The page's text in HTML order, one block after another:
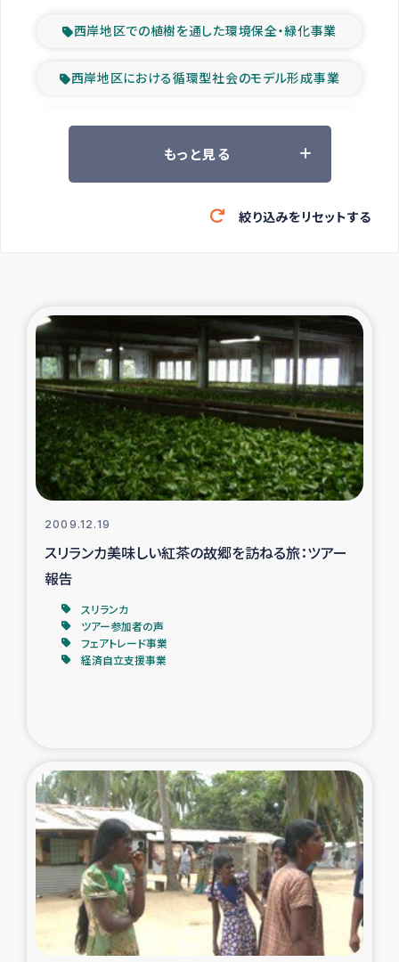
西岸地区での植樹を通した環境保全・緑化事業
西岸地区における循環型社会のモデル形成事業
ツアー参加者の声
緊急救援の時代
東ティモール豪雨緊急支援
大雨による洪水被災者支援
カカオ生産者支援事業
シリア国内避難民・帰還民の生活再建支援
トルコにおけるシリア難民支援事業
インドネシア中部 スラウェシの地震・津波被災者支援
スリランカ ジャフナ県干物事業
スリランカの南北女性をつなぐサリー・リサイクル・プロ
ジェクト
復興支援事業
民際教育事業
女性グループPIFWANITAによる食品加工事業
もっと見る
絞り込みをリセットする
2009.12.19
スリランカ美味しい紅茶の故郷を訪ねる旅：ツアー
報告
スリランカ
ツアー参加者の声
フェアトレード事業
経済自立支援事業